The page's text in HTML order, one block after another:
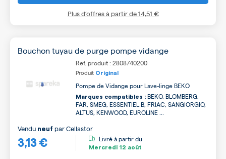
Plus d’offres à partir de14,51 €
Bouchon tuyau de purge pompe vidange
Ref. produit : 2808740200
Produit Original
Pompe de Vidange pour Lave-linge BEKO
Marques compatibles : BEKO, BLOMBERG,
FAR, SMEG, ESSENTIEL B, FRIAC, SANGIORGIO,
ALTUS, KENWOOD, EUROLINE ...
3,13 €
Vendu neuf parCellastor
Livré à partir du
Mercredi 12 août